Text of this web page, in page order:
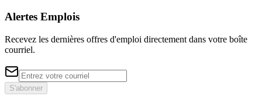
Alertes Emplois
Recevez les dernières offres d'emploi directement dans votre boîte
courriel.
S'abonner